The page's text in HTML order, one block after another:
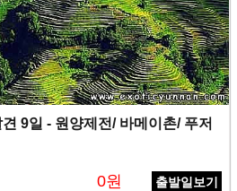
9일 - 원양제전/ 바메이촌/ 푸저
0원 출발일보기